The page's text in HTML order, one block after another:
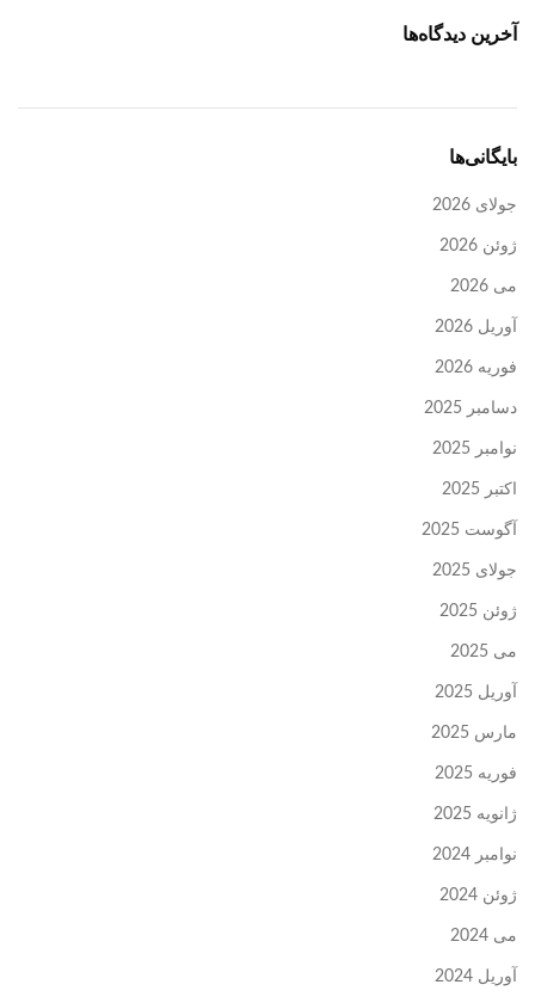
آخرین دیدگاه‌ها
بایگانی‌ها
جولای 2026
ژوئن 2026
می 2026
آوریل 2026
فوریه 2026
دسامبر 2025
نوامبر 2025
اکتبر 2025
آگوست 2025
جولای 2025
ژوئن 2025
می 2025
آوریل 2025
مارس 2025
فوریه 2025
ژانویه 2025
نوامبر 2024
ژوئن 2024
می 2024
آوریل 2024